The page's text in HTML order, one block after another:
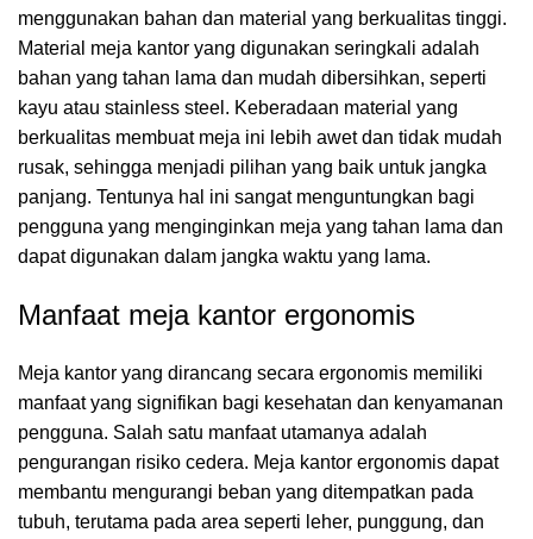
menggunakan bahan dan material yang berkualitas tinggi.
Material meja kantor yang digunakan seringkali adalah
bahan yang tahan lama dan mudah dibersihkan, seperti
kayu atau stainless steel. Keberadaan material yang
berkualitas membuat meja ini lebih awet dan tidak mudah
rusak, sehingga menjadi pilihan yang baik untuk jangka
panjang. Tentunya hal ini sangat menguntungkan bagi
pengguna yang menginginkan meja yang tahan lama dan
dapat digunakan dalam jangka waktu yang lama.
Manfaat meja kantor ergonomis
Meja kantor yang dirancang secara ergonomis memiliki
manfaat yang signifikan bagi kesehatan dan kenyamanan
pengguna. Salah satu manfaat utamanya adalah
pengurangan risiko cedera. Meja kantor ergonomis dapat
membantu mengurangi beban yang ditempatkan pada
tubuh, terutama pada area seperti leher, punggung, dan